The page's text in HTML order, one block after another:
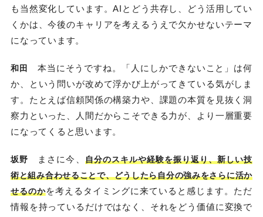
も当然変化しています。AIとどう共存し、どう活用してい
くかは、今後のキャリアを考えるうえで欠かせないテーマ
になっています。
和田
本当にそうですね。「人にしかできないこと」は何
か、という問いが改めて浮かび上がってきている気がしま
す。たとえば信頼関係の構築力や、課題の本質を見抜く洞
察力といった、人間だからこそできる力が、より一層重要
になってくると思います。
坂野 まさに今、 自分のスキルや経験を振り返り、新しい技
術と組み合わせることで、どうしたら自分の強みをさらに活か
せるのかを考えるタイミングに来ていると感じます。ただ
情報を持っているだけではなく、それをどう価値に変換で